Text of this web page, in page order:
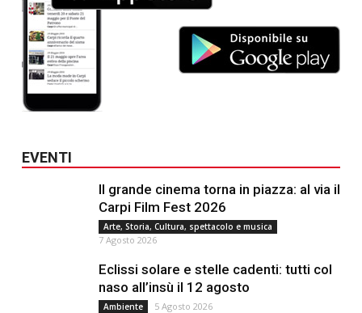
EVENTI
Il grande cinema torna in piazza: al via il
Carpi Film Fest 2026
Arte, Storia, Cultura, spettacolo e musica
7 Agosto 2026
Eclissi solare e stelle cadenti: tutti col
naso all’insù il 12 agosto
Ambiente 5 Agosto 2026